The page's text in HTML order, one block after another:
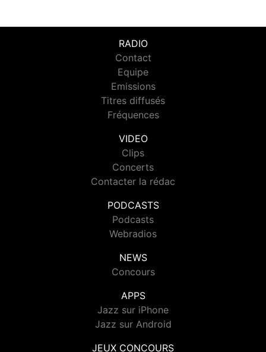
RADIO
Contact
Equipe
Emissions
Titres diffusés
Fréquences
VIDEO
Clips
Concerts
Contacter la rédac
PODCASTS
Podcasts
Webradios
NEWS
Concours
APPS
Jazz sur iPhone
Jazz sur Android
JEUX CONCOURS